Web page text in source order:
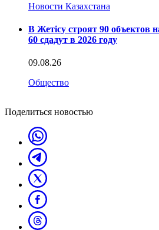
Новости Казахстана
В Жетісу строят 90 объектов
60 сдадут в 2026 году
09.08.26
Общество
Поделиться новостью